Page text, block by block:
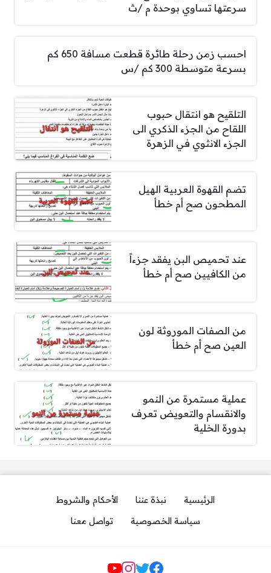
سرعتها تساوي بوحدة م /ث
احسب زمن رحلة طائرة قطعت مسافة 650 كم
بسرعة متوسطة 300 كم /س
التلقيح هو انتقال حبوب
اللقاح من الجزء الذكري الى
الجزء الانثوي في الزهرة
تضم القهوة العربية الهيل
المطحون صح أم خطأ
عند تحميص البن يفقد جزءاً
من الكافيين صح أم خطأ
من الصفات الموروثة لون
العين صح أم خطأ
عملية مستمرة من النمو
والانقسام والتعويض تعرف
بدورة الخلية
الرئيسية نبذة عننا
الأحكام والشروط
سياسة الخصوصية
تواصل معنا